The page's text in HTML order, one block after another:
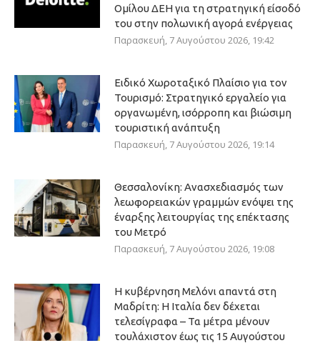
Ομίλου ΔΕΗ για τη στρατηγική είσοδό
του στην πολωνική αγορά ενέργειας
Παρασκευή, 7 Αυγούστου 2026, 19:42
Ειδικό Χωροταξικό Πλαίσιο για τον
Τουρισμό: Στρατηγικό εργαλείο για
οργανωμένη, ισόρροπη και βιώσιμη
τουριστική ανάπτυξη
Παρασκευή, 7 Αυγούστου 2026, 19:14
Θεσσαλονίκη: Ανασχεδιασμός των
λεωφορειακών γραμμών ενόψει της
έναρξης λειτουργίας της επέκτασης
του Μετρό
Παρασκευή, 7 Αυγούστου 2026, 19:08
Η κυβέρνηση Μελόνι απαντά στη
Μαδρίτη: Η Ιταλία δεν δέχεται
τελεσίγραφα – Τα μέτρα μένουν
τουλάχιστον έως τις 15 Αυγούστου